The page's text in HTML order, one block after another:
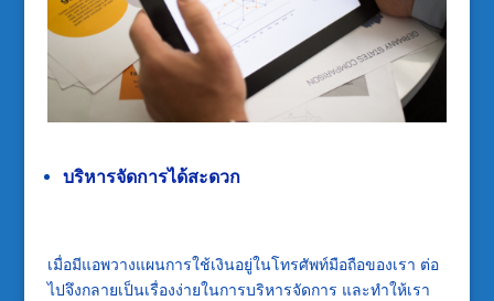
บริหารจัดการได้สะดวก
เมื่อมีแอพวางแผนการใช้เงินอยู่ในโทรศัพท์มือถือของเรา ต่อ
ไปจึงกลายเป็นเรื่องง่ายในการบริหารจัดการ และทำให้เรา